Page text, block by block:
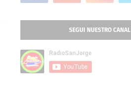
SEGUI NUESTRO CANAL